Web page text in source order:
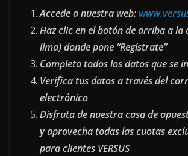
Accede a nuestra web:
Haz clic en el botón de arriba a la
lima) donde pone “Regístrate”
Completa todos los datos que se
Verifica tus datos a través del
electrónico
Disfruta de nuestra casa de
y aprovecha todas las cuotas
para clientes VERSUS